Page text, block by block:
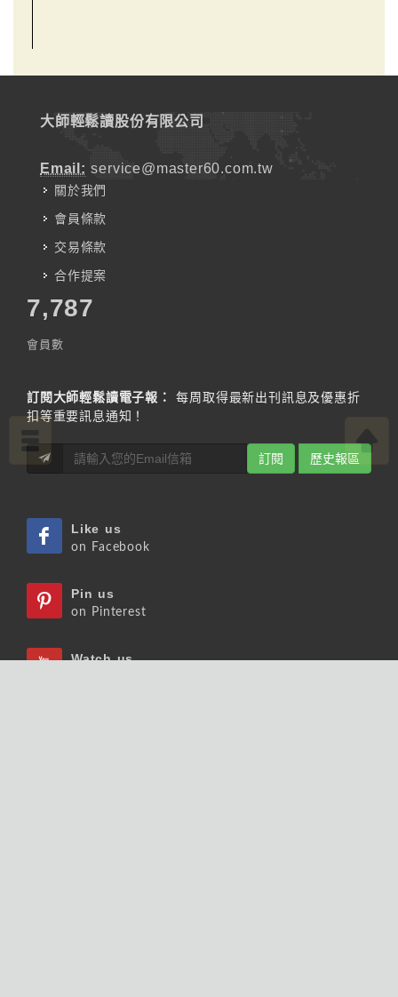
大師輕鬆讀股份有限公司
Email: service@master60.com.tw
關於我們
會員條款
交易條款
合作提案
7,787
會員數
訂閱大師輕鬆讀電子報：
每周取得最新出刊訊息及優惠折
扣等重要訊息通知！
訂閱 歷史報區
Like us
on Facebook
Pin us
on Pinterest
Watch us